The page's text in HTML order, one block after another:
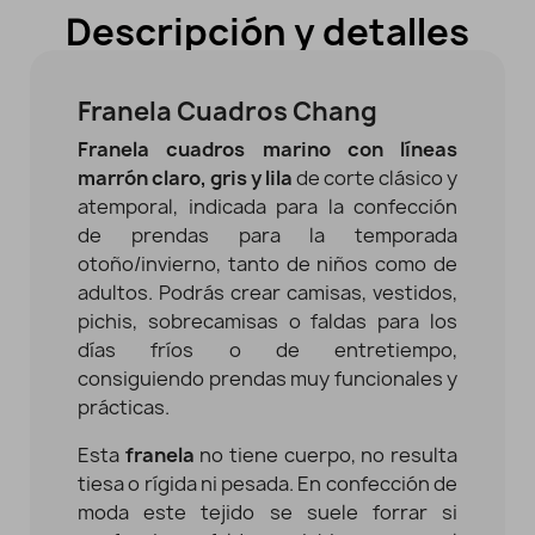
Descripción y detalles
Franela Cuadros Chang
Franela cuadros marino con líneas
marrón claro, gris y lilade corte clásico y
atemporal, indicada para la confección
de prendas para la temporada
otoño/invierno, tanto de niños como de
adultos. Podrás crear camisas, vestidos,
pichis, sobrecamisas o faldas para los
días fríos o de entretiempo,
consiguiendo prendas muy funcionales y
prácticas.
Esta franela no tiene cuerpo, no resulta
tiesa o rígida ni pesada. En confección de
moda este tejido se suele forrar si